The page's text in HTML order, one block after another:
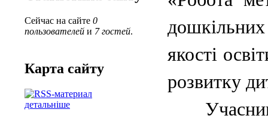
Сейчас на сайте 0
пользователей и 7 гостей.
Карта сайту
детальніше
якості
розвитку
Учасники